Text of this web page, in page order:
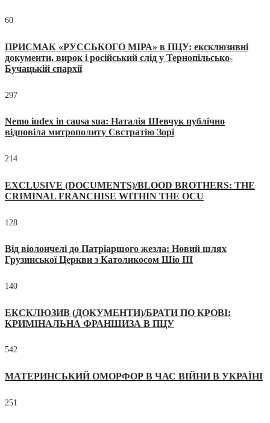
60
ПРИСМАК «РУССЬКОГО МІРА» в ПЦУ: ексклюзивні
документи, вирок і російський слід у Тернопільсько-
Бучацькій єпархії
297
Nemo iudex in causa sua: Наталія Шевчук публічно
відповіла митрополиту Євстратію Зорі
214
EXCLUSIVE (DOCUMENTS)/BLOOD BROTHERS: THE
CRIMINAL FRANCHISE WITHIN THE OCU
128
Від віолончелі до Патріаршого жезла: Новий шлях
Грузинської Церкви з Католикосом Шіо III
140
ЕКСКЛЮЗИВ (ДОКУМЕНТИ)/БРАТИ ПО КРОВІ:
КРИМІНАЛЬНА ФРАНШИЗА В ПЦУ
542
МАТЕРИНСЬКИЙ ОМОРФОР В ЧАС ВІЙНИ В УКРАЇНІ
251